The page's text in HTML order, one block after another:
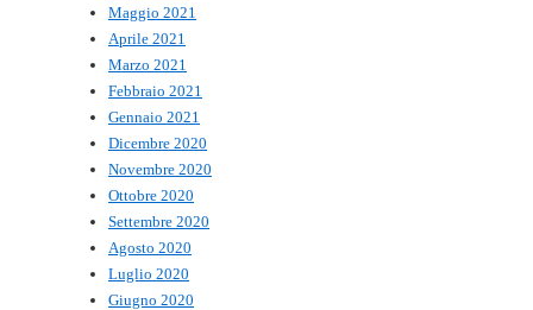
Maggio 2021
Aprile 2021
Marzo 2021
Febbraio 2021
Gennaio 2021
Dicembre 2020
Novembre 2020
Ottobre 2020
Settembre 2020
Agosto 2020
Luglio 2020
Giugno 2020